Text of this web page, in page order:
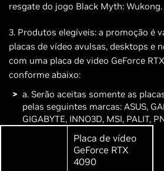
resgate do jogo Black Myth: Wukong.
3. Produtos elegíveis: a promoção é
placas de vídeo avulsas, desktops e
com uma placa de video GeForce
conforme abaixo:
a. Serão aceitas somente as
pelas seguintes marcas: ASUS,
GIGABYTE, INNO3D, MSI, PALIT,
Placa de vídeo
GeForce RTX
4090